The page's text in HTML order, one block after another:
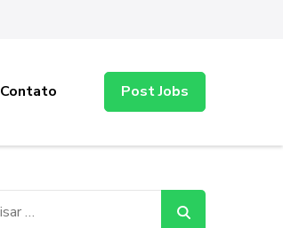
Contato Post Jobs